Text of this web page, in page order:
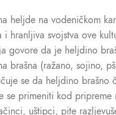
heljde na vodeničkom
hranljiva svojstva ove
govore da je heljdino
brašna (ražano, sojino,
se da heljdino brašno
se primeniti kod pripreme
uštipci, pite